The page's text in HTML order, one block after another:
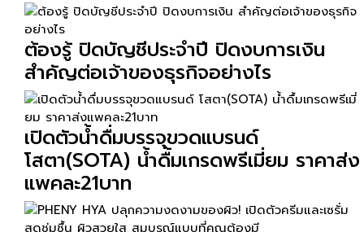
ต้องรู้ ปิดบัญชีประจำปี ปิดงบการเงิน
สำคัญต่อเจ้าของธุรกิจอย่างไร
เปิดตัวน้ำดื่มบรรจุขวดแบรนด์
โสตา(SOTA) น้ำดื้มเกรดพรีเมี่ยม ราคาส่ง
แพคละ21บาท